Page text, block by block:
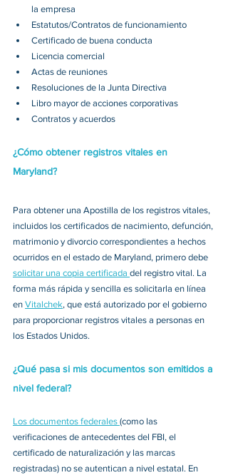
la empresa
Estatutos/Contratos de funcionamiento
Certificado de buena conducta
Licencia comercial
Actas de reuniones
Resoluciones de la Junta Directiva
Libro mayor de acciones corporativas
Contratos y acuerdos
¿Cómo obtener registros vitales en
Maryland?
Para obtener una Apostilla de los registros vitales,
incluidos los certificados de nacimiento, defunción,
matrimonio y divorcio correspondientes a hechos
ocurridos en el estado de Maryland, primero debe
solicitar una copia certificada del registro vital. La
forma más rápida y sencilla es solicitarla en línea
en Vitalchek, que está autorizado por el gobierno
para proporcionar registros vitales a personas en
los Estados Unidos.
¿Qué pasa si mis documentos son emitidos a
nivel federal?
Los documentos federales (como las
verificaciones de antecedentes del FBI, el
certificado de naturalización y las marcas
registradas) no se autentican a nivel estatal. En